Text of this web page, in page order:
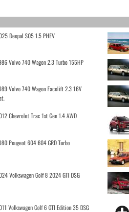
Deepal S05 1.5 PHEV
Volvo 740 Wagon 2.3 Turbo 155HP
Volvo 740 Wagon Facelift 2.3 16V
Chevrolet Trax 1st Gen 1.4 AWD
Peugeot 604 604 GRD Turbo
Volkswagen Golf 8 2024 GTI DSG
Volkswagen Golf 6 GTI Edition 35 DSG